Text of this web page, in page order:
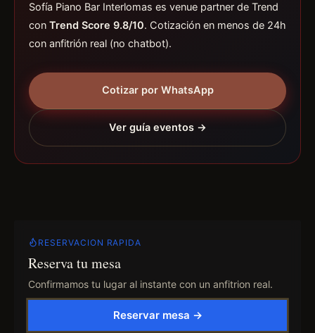
Sofía Piano Bar Interlomas es venue partner de Trend
con Trend Score 9.8/10. Cotización en menos de 24h
con anfitrión real (no chatbot).
Cotizar por WhatsApp
Ver guía eventos →
RESERVACION RAPIDA
Reserva tu mesa
Confirmamos tu lugar al instante con un anfitrion real.
Reservar mesa →